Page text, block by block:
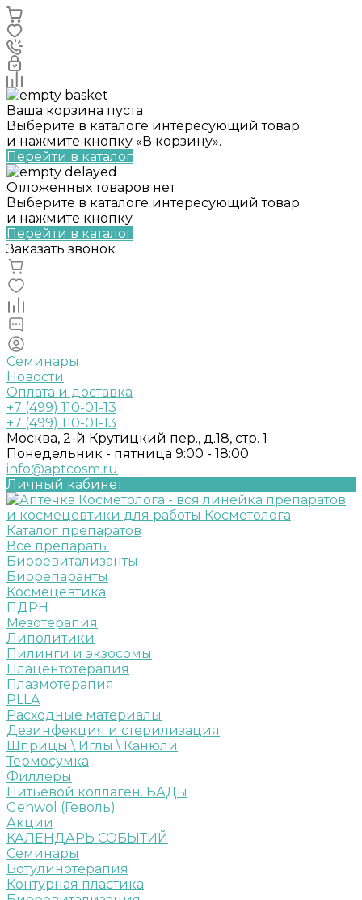
Ваша корзина пуста
Выберите в каталоге интересующий товар
и нажмите кнопку «В корзину».
Перейти в каталог
Отложенных товаров нет
Выберите в каталоге интересующий товар
и нажмите кнопку
Перейти в каталог
Заказать звонок
Семинары
Новости
Оплата и доставка
+7 (499) 110-01-13
+7 (499) 110-01-13
Москва, 2-й Крутицкий пер., д.18, стр. 1
Понедельник - пятница 9:00 - 18:00
info@aptcosm.ru
Личный кабинет
Каталог препаратов
Все препараты
Биоревитализанты
Биорепаранты
Космецевтика
ПДРН
Мезотерапия
Липолитики
Пилинги и экзосомы
Плацентотерапия
Плазмотерапия
PLLA
Расходные материалы
Дезинфекция и стерилизация
Шприцы \ Иглы \ Канюли
Термосумка
Филлеры
Питьевой коллаген. БАДы
Gehwol (Геволь)
Акции
КАЛЕНДАРЬ СОБЫТИЙ
Семинары
Ботулинотерапия
Контурная пластика